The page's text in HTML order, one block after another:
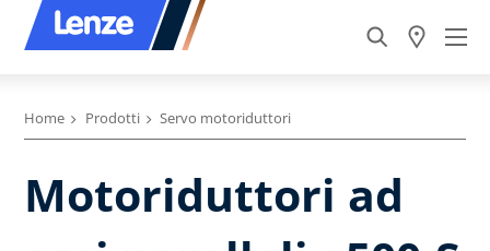
Home Prodotti Servo motoriduttori
Motoriduttori ad